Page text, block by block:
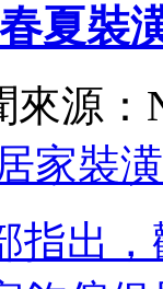
春夏裝
來源：
家裝潢
指出